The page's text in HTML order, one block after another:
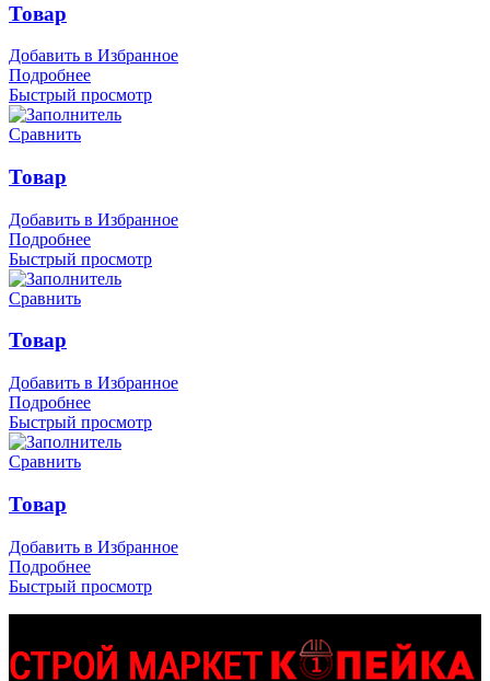
Товар
Добавить в Избранное
Подробнее
Быстрый просмотр
Сравнить
Товар
Добавить в Избранное
Подробнее
Быстрый просмотр
Сравнить
Товар
Добавить в Избранное
Подробнее
Быстрый просмотр
Сравнить
Товар
Добавить в Избранное
Подробнее
Быстрый просмотр